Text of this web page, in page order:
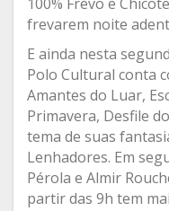
frevarem noite
E ainda nesta
Polo Cultural conta
Amantes do Luar,
Primavera, Desfile
tema de suas
Lenhadores. Em
Pérola e Almir
partir das 9h tem